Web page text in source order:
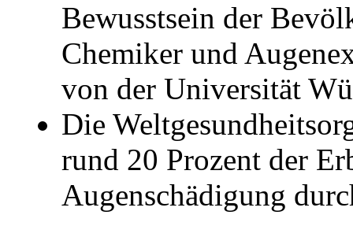
Bewusstsein der
Chemiker und
von der Universität
Die
rund 20 Prozent der
Augenschädigung